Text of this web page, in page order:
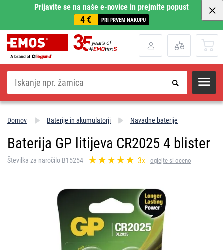
Prijavite se na naše e-novice in prejmite popust
4 € PRI PRVEM NAKUPU
Iskanje
Domov Baterije in akumulatorji Navadne baterije
Baterija GP litijeva CR2025 4 blister
Številka za naročilo B15254 3x oglejte si oceno